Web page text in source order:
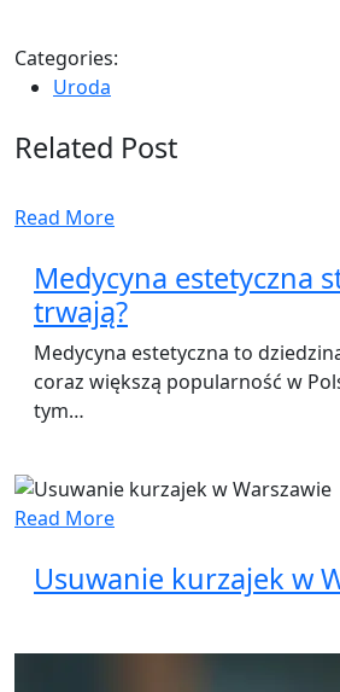
Categories:
Uroda
Related Post
Read More
Medycyna estetyczna
trwają?
Medycyna estetyczna to
coraz większą popularność w
tym…
Read More
Usuwanie kurzajek w